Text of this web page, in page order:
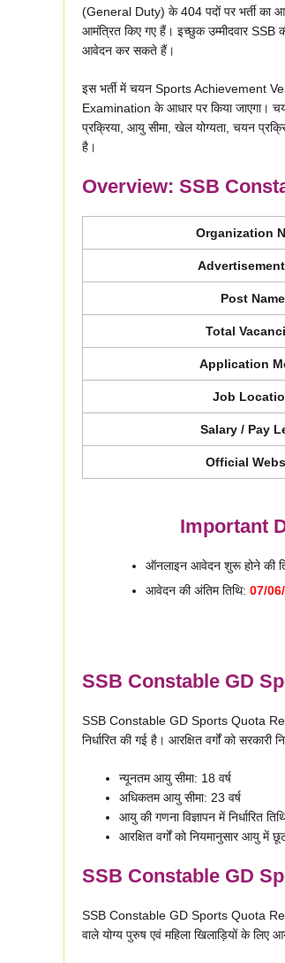
(General Duty) के 404 पदों पर भर्ती का
आमंत्रित किए गए हैं। इच्छुक उम्मीदवार SSB
आवेदन कर सकते हैं।
इस भर्ती में चयन Sports Achievement
Examination के आधार पर किया जाएगा।
प्रक्रिया, आयु सीमा, खेल योग्यता, चयन
है।
Overview: SSB
Organization
Post Name
Total
Application
Job
Salary / Pay
Official
Important
ऑनलाइन आवेदन शुरू होने की
आवेदन की अंतिम तिथि: 07/
SSB Constable GD
SSB Constable GD Sports Quota
निर्धारित की गई है। आरक्षित वर्गों को
न्यूनतम आयु सीमा: 18 वर्ष
अधिकतम आयु सीमा: 23 वर्ष
आयु की गणना विज्ञापन में निर्धारित
आरक्षित वर्गों को नियमानुसार आयु में
SSB Constable GD
SSB Constable GD Sports Quota
वाले योग्य पुरुष एवं महिला खिलाड़ियों के लिए